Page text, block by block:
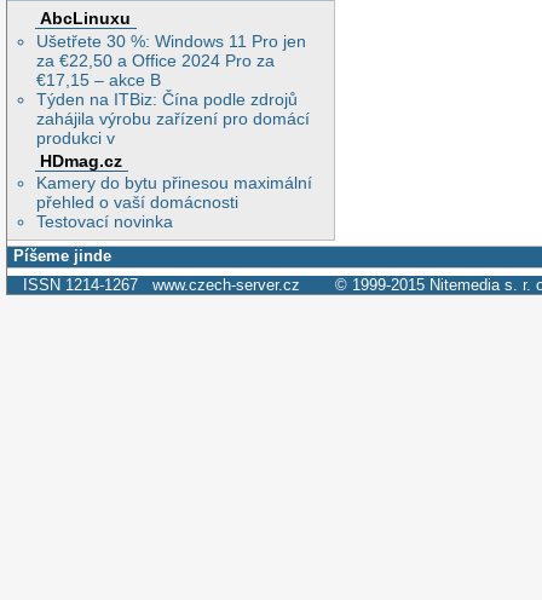
AbcLinuxu
Ušetřete 30 %: Windows 11 Pro jen
za €22,50 a Office 2024 Pro za
€17,15 – akce B
Týden na ITBiz: Čína podle zdrojů
zahájila výrobu zařízení pro domácí
produkci v
HDmag.cz
Kamery do bytu přinesou maximální
přehled o vaší domácnosti
Testovací novinka
Píšeme jinde
ISSN 1214-1267 www.czech-server.cz © 1999-2015 Nitemedia s. r.